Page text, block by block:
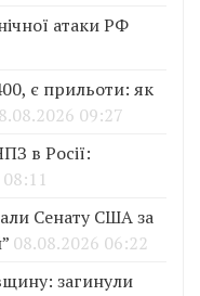
атаки РФ
є прильоти: як
09:27
в Росії:
Сенату США за
08.08.2026 06:22
загинули